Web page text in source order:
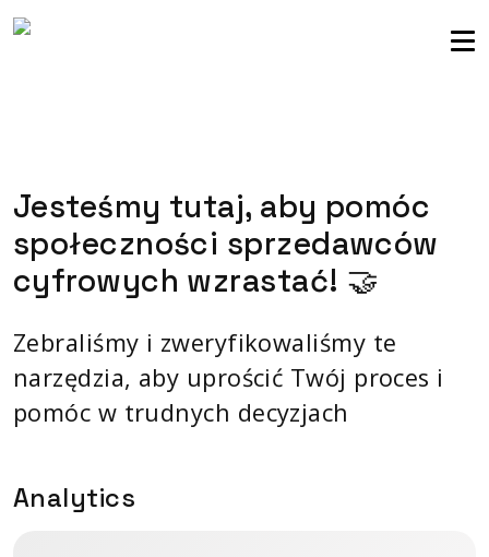
Jesteśmy tutaj, aby pomóc
społeczności sprzedawców
cyfrowych wzrastać! 🤝
Zebraliśmy i zweryfikowaliśmy te
narzędzia, aby uprościć Twój proces i
pomóc w trudnych decyzjach
Analytics